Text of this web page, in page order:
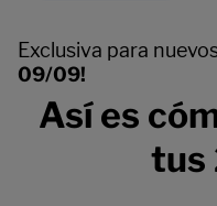
Exclusiva para
09/09!
Así es
tus